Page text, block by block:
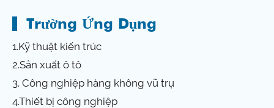
Trường Ứng Dụng
1.Kỹ thuật kiến ​​trúc
2.Sản xuất ô tô
3. Công nghiệp hàng không vũ trụ
4.Thiết bị công nghiệp